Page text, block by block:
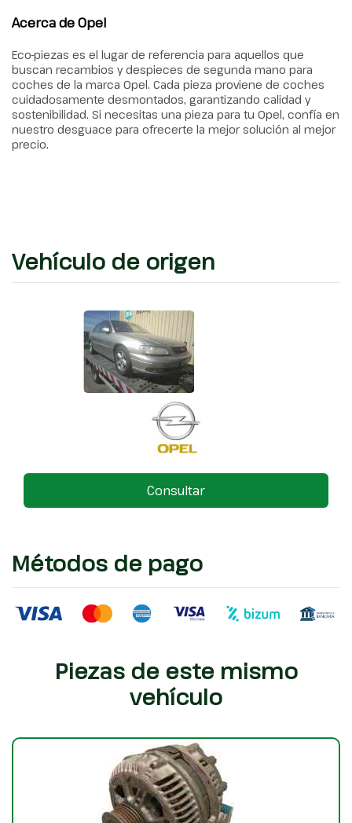
Acerca de Opel
Eco-piezas es el lugar de referencia para aquellos que
buscan recambios y despieces de segunda mano para
coches de la marca Opel. Cada pieza proviene de coches
cuidadosamente desmontados, garantizando calidad y
sostenibilidad. Si necesitas una pieza para tu Opel, confía en
nuestro desguace para ofrecerte la mejor solución al mejor
precio.
Vehículo de origen
Consultar
Métodos de pago
Piezas de este mismo
vehículo